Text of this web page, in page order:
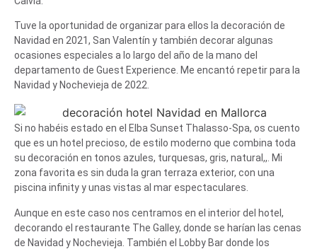
Tuve la oportunidad de organizar para ellos la decoración de
Navidad en 2021, San Valentín y también decorar algunas
ocasiones especiales a lo largo del año de la mano del
departamento de Guest Experience. Me encantó repetir para la
Navidad y Nochevieja de 2022.
Si no habéis estado en el Elba Sunset Thalasso-Spa, os cuento
que es un hotel precioso, de estilo moderno que combina toda
su decoración en tonos azules, turquesas, gris, natural,,. Mi
zona favorita es sin duda la gran terraza exterior, con una
piscina infinity y unas vistas al mar espectaculares.
Aunque en este caso nos centramos en el interior del hotel,
decorando el restaurante The Galley, donde se harían las cenas
de Navidad y Nochevieja. También el Lobby Bar donde los